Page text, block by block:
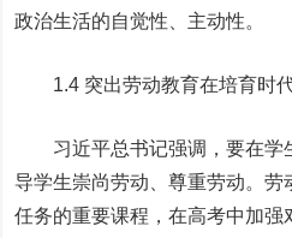
政治生活的自觉性、主动性。
1.4 突出劳动教育在培育时代
习近平总书记强调，要在学
导学生崇尚劳动、尊重劳动。劳
任务的重要课程，在高考中加强